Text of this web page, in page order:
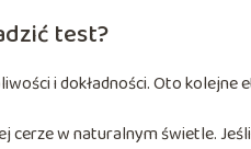
test?
i dokładności. Oto kolejne
cerze w naturalnym świetle.